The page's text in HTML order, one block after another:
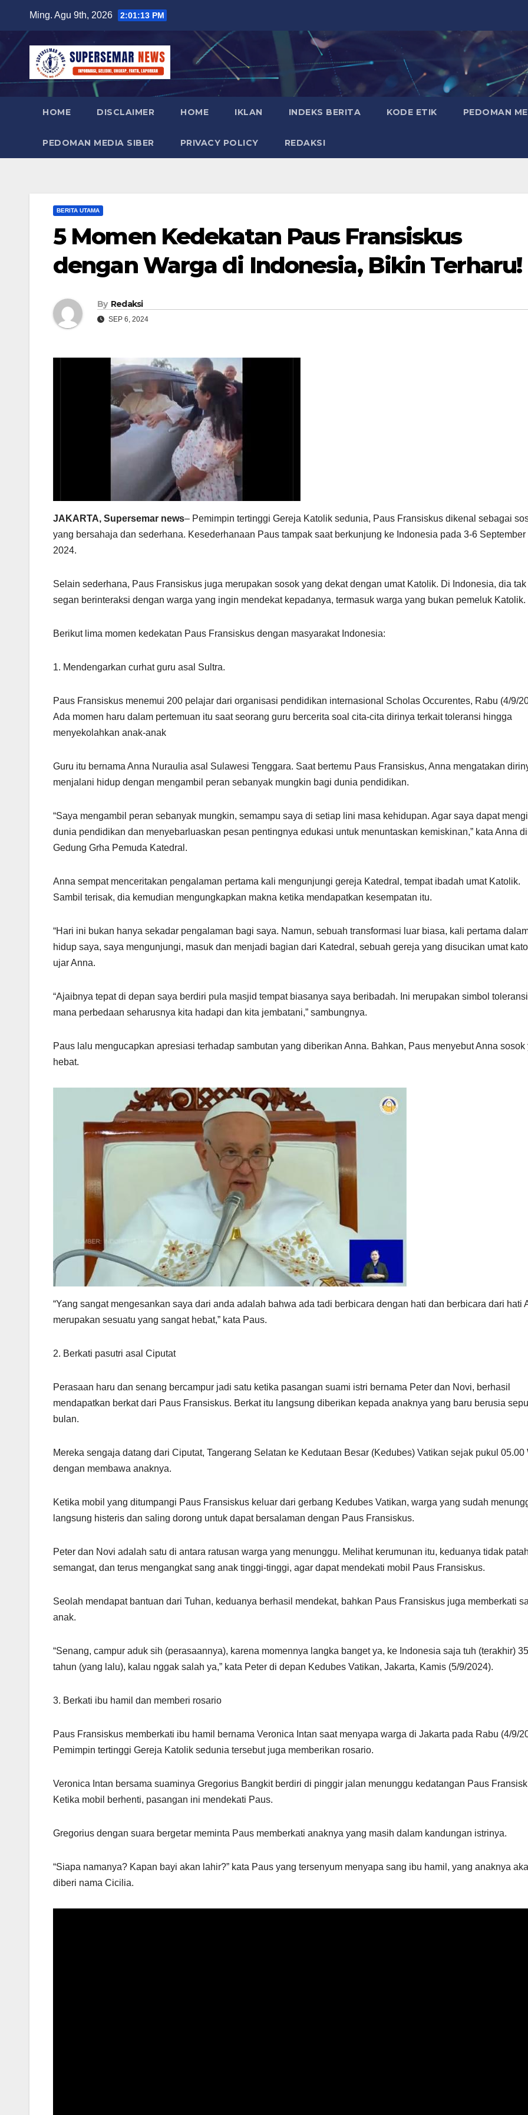
content
Ming. Agu 9th, 2026 2:01:14 PM
HOME DISCLAIMER HOME IKLAN INDEKS BERITA KODE ETIK PEDOMAN
PEDOMAN MEDIA SIBER PRIVACY POLICY REDAKSI
BERITA UTAMA
5 Momen Kedekatan Paus Fransiskus
dengan Warga di Indonesia, Bikin Terharu!
By Redaksi
SEP 6, 2024
JAKARTA, Supersemar news– Pemimpin tertinggi Gereja Katolik sedunia, Paus Fransiskus dikenal sebagai
yang bersahaja dan sederhana. Kesederhanaan Paus tampak saat berkunjung ke Indonesia pada 3-6 September
2024.
Selain sederhana, Paus Fransiskus juga merupakan sosok yang dekat dengan umat Katolik. Di Indonesia, dia tak
segan berinteraksi dengan warga yang ingin mendekat kepadanya, termasuk warga yang bukan pemeluk Katolik.
Berikut lima momen kedekatan Paus Fransiskus dengan masyarakat Indonesia:
1. Mendengarkan curhat guru asal Sultra.
Paus Fransiskus menemui 200 pelajar dari organisasi pendidikan internasional Scholas Occurentes, Rabu (4/9/
Ada momen haru dalam pertemuan itu saat seorang guru bercerita soal cita-cita dirinya terkait toleransi hingga
menyekolahkan anak-anak
Guru itu bernama Anna Nuraulia asal Sulawesi Tenggara. Saat bertemu Paus Fransiskus, Anna mengatakan
menjalani hidup dengan mengambil peran sebanyak mungkin bagi dunia pendidikan.
“Saya mengambil peran sebanyak mungkin, semampu saya di setiap lini masa kehidupan. Agar saya dapat
dunia pendidikan dan menyebarluaskan pesan pentingnya edukasi untuk menuntaskan kemiskinan,” kata Anna di
Gedung Grha Pemuda Katedral.
Anna sempat menceritakan pengalaman pertama kali mengunjungi gereja Katedral, tempat ibadah umat Katolik.
Sambil terisak, dia kemudian mengungkapkan makna ketika mendapatkan kesempatan itu.
“Hari ini bukan hanya sekadar pengalaman bagi saya. Namun, sebuah transformasi luar biasa, kali pertama
hidup saya, saya mengunjungi, masuk dan menjadi bagian dari Katedral, sebuah gereja yang disucikan umat
ujar Anna.
“Ajaibnya tepat di depan saya berdiri pula masjid tempat biasanya saya beribadah. Ini merupakan simbol
mana perbedaan seharusnya kita hadapi dan kita jembatani,” sambungnya.
Paus lalu mengucapkan apresiasi terhadap sambutan yang diberikan Anna. Bahkan, Paus menyebut Anna sosok
hebat.
“Yang sangat mengesankan saya dari anda adalah bahwa ada tadi berbicara dengan hati dan berbicara dari hati
merupakan sesuatu yang sangat hebat,” kata Paus.
2. Berkati pasutri asal Ciputat
Perasaan haru dan senang bercampur jadi satu ketika pasangan suami istri bernama Peter dan Novi, berhasil
mendapatkan berkat dari Paus Fransiskus. Berkat itu langsung diberikan kepada anaknya yang baru berusia
bulan.
Mereka sengaja datang dari Ciputat, Tangerang Selatan ke Kedutaan Besar (Kedubes) Vatikan sejak pukul 05.00
dengan membawa anaknya.
Ketika mobil yang ditumpangi Paus Fransiskus keluar dari gerbang Kedubes Vatikan, warga yang sudah
langsung histeris dan saling dorong untuk dapat bersalaman dengan Paus Fransiskus.
Peter dan Novi adalah satu di antara ratusan warga yang menunggu. Melihat kerumunan itu, keduanya tidak
semangat, dan terus mengangkat sang anak tinggi-tinggi, agar dapat mendekati mobil Paus Fransiskus.
Seolah mendapat bantuan dari Tuhan, keduanya berhasil mendekat, bahkan Paus Fransiskus juga memberkati
anak.
“Senang, campur aduk sih (perasaannya), karena momennya langka banget ya, ke Indonesia saja tuh (terakhir) 35
tahun (yang lalu), kalau nggak salah ya,” kata Peter di depan Kedubes Vatikan, Jakarta, Kamis (5/9/2024).
3. Berkati ibu hamil dan memberi rosario
Paus Fransiskus memberkati ibu hamil bernama Veronica Intan saat menyapa warga di Jakarta pada Rabu (4/9/
Pemimpin tertinggi Gereja Katolik sedunia tersebut juga memberikan rosario.
Veronica Intan bersama suaminya Gregorius Bangkit berdiri di pinggir jalan menunggu kedatangan Paus
Ketika mobil berhenti, pasangan ini mendekati Paus.
Gregorius dengan suara bergetar meminta Paus memberkati anaknya yang masih dalam kandungan istrinya.
“Siapa namanya? Kapan bayi akan lahir?” kata Paus yang tersenyum menyapa sang ibu hamil, yang anaknya
diberi nama Cicilia.